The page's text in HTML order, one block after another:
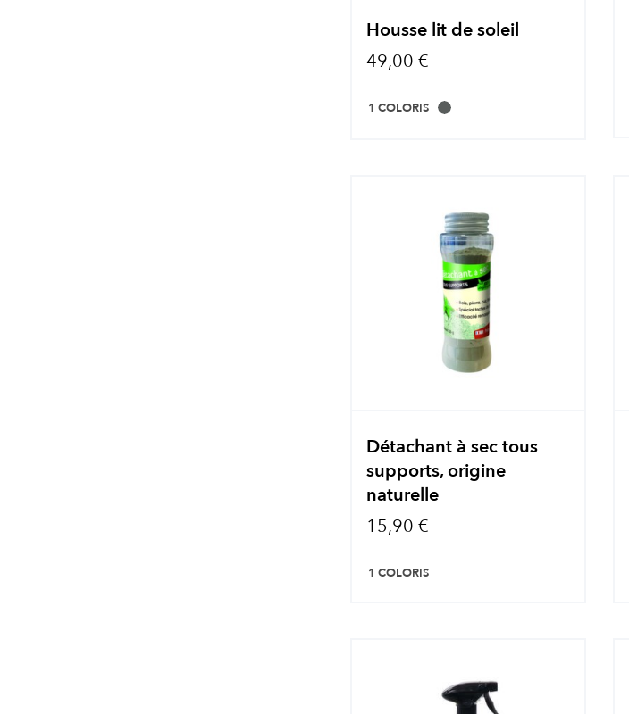
Housse lit de soleil
49,00 €
1 COLORIS
Détachant à sec tous
supports, origine
naturelle
15,90 €
1 COLORIS